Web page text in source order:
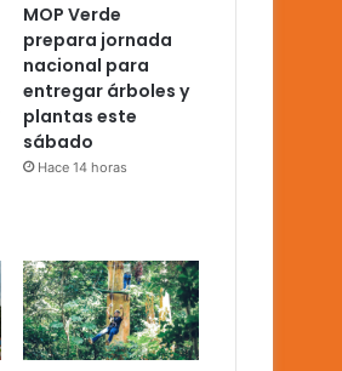
MOP Verde
prepara jornada
nacional para
entregar árboles y
plantas este
sábado
Hace 14 horas